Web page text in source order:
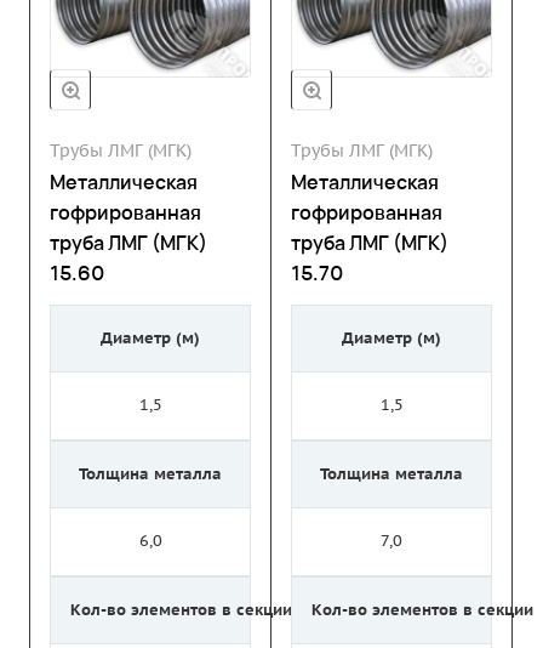
Трубы ЛМГ (МГК)
Металлическая
гофрированная
труба ЛМГ (МГК)
15.60
Диаметр (м)
1,5
Толщина металла
6,0
Кол-во элементов в секции
Трубы ЛМГ (МГК)
Металлическая
гофрированная
труба ЛМГ (МГК)
15.70
Диаметр (м)
1,5
Толщина металла
7,0
Кол-во элементов в секции